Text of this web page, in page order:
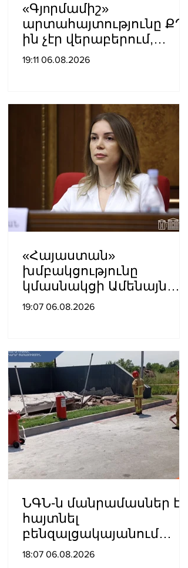
«Գյnրմամիշ»
արտահայտությունը ՔՊ-
ին չէր վերաբերում,
ինձնից բիզնես
19:11 06.08.2026
«Հայաստան»
խմբակցությունը
կմասնակցի Ամենայն
Հայոց Կաթողիկոսի
19:07 06.08.2026
ՆԳՆ-ն մանրամասներ է
հայտնել
բենզալցակայանում
տեղի ունեցած
18:07 06.08.2026